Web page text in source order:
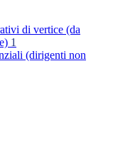
di vertice (da
1
(dirigenti non